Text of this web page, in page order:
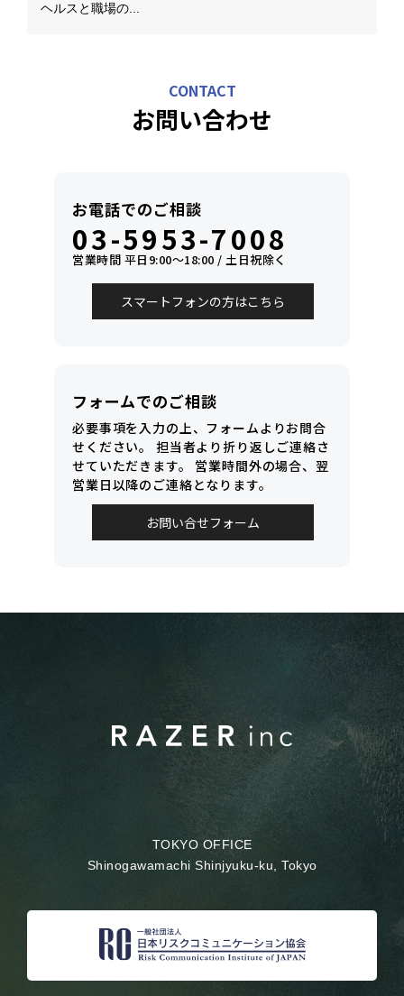
ヘルスと職場の...
CONTACT
お問い合わせ
お電話でのご相談
03-5953-7008
営業時間 平日9:00〜18:00 / 土日祝除く
スマートフォンの方はこちら
フォームでのご相談
必要事項を入力の上、フォームよりお問合
せください。
担当者より折り返しご連絡さ
せていただきます。
営業時間外の場合、翌
営業日以降のご連絡となります。
お問い合せフォーム
TOKYO OFFICE
Shinogawamachi Shinjyuku-ku, Tokyo